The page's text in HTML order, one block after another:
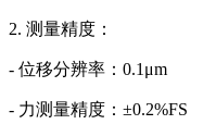
2. 测量精度：
- 位移分辨率：0.1μm
- 力测量精度：±0.2%FS